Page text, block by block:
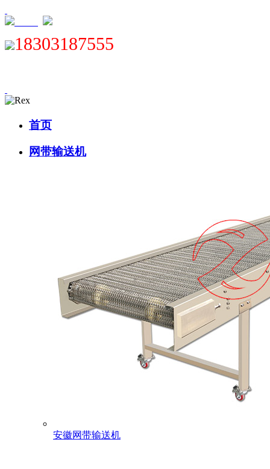
18303187555
首页
网带输送机
安徽网带输送机